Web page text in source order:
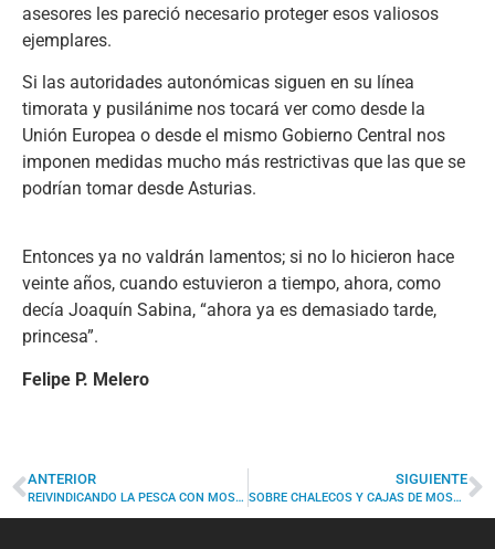
asesores les pareció necesario proteger esos valiosos
ejemplares.
Si las autoridades autonómicas siguen en su línea
timorata y pusilánime nos tocará ver como desde la
Unión Europea o desde el mismo Gobierno Central nos
imponen medidas mucho más restrictivas que las que se
podrían tomar desde Asturias.
Entonces ya no valdrán lamentos; si no lo hicieron hace
veinte años, cuando estuvieron a tiempo, ahora, como
decía Joaquín Sabina, “ahora ya es demasiado tarde,
princesa”.
Felipe P. Melero
ANTERIOR
REIVINDICANDO LA PESCA CON MOSCA
SIGUIENTE
SOBRE CHALECOS Y CAJAS DE MOSCAS PARA PESCAR TRUCHAS: TODO DENTRO DE UN ORDEN